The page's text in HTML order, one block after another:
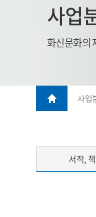
사업
화신문화의
사업
서적,